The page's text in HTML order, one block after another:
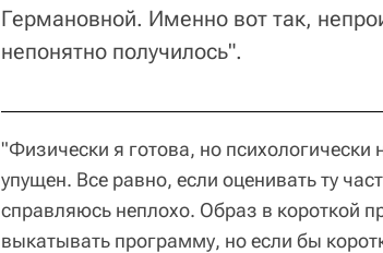
Германовной. Именно вот так,
непонятно получилось".
"Физически я готова, но психологически
упущен. Все равно, если оценивать ту
справляюсь неплохо. Образ в короткой
выкатывать программу, но если бы